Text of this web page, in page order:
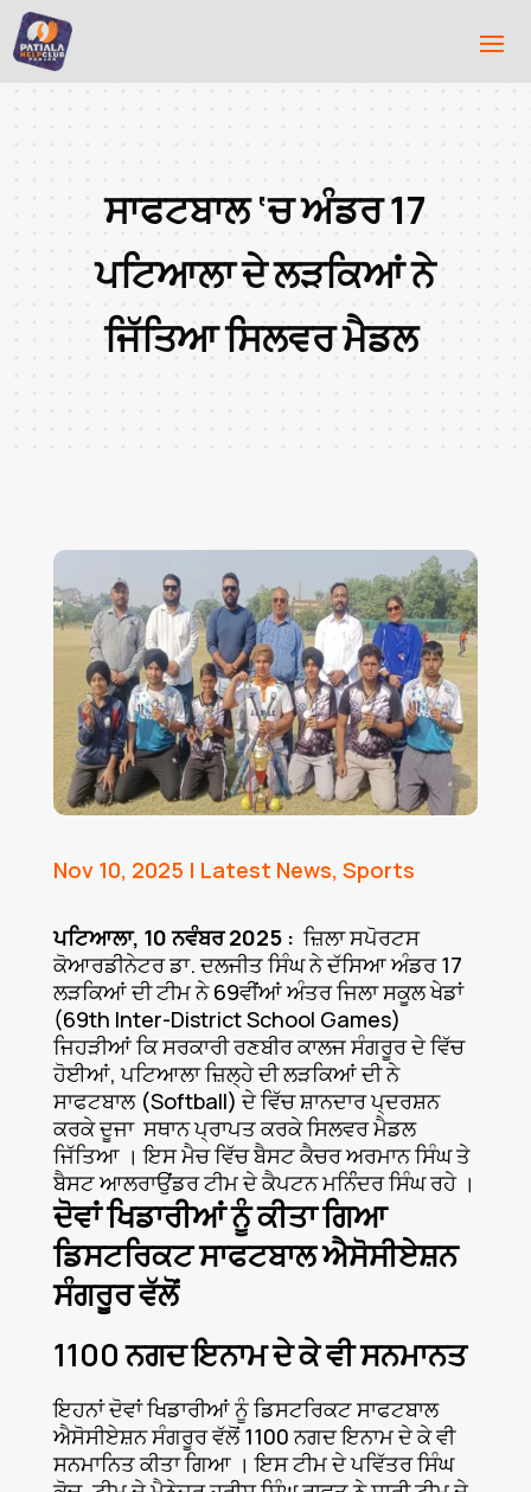
ਸਾਫਟਬਾਲ ‘ਚ ਅੰਡਰ 17
ਪਟਿਆਲਾ ਦੇ ਲੜਕਿਆਂ ਨੇ
ਜਿੱਤਿਆ ਸਿਲਵਰ ਮੈਡਲ
Nov 10, 2025 | Latest News, Sports
ਪਟਿਆਲਾ, 10 ਨਵੰਬਰ 2025 : ਜ਼ਿਲਾ ਸਪੋਰਟਸ
ਕੋਆਰਡੀਨੇਟਰ ਡਾ. ਦਲਜੀਤ ਸਿੰਘ ਨੇ ਦੱਸਿਆ ਅੰਡਰ 17
ਲੜਕਿਆਂ ਦੀ ਟੀਮ ਨੇ 69ਵੀਂਆਂ ਅੰਤਰ ਜਿਲਾ ਸਕੂਲ ਖੇਡਾਂ
(69th Inter-District School Games)
ਜਿਹੜੀਆਂ ਕਿ ਸਰਕਾਰੀ ਰਣਬੀਰ ਕਾਲਜ ਸੰਗਰੂਰ ਦੇ ਵਿੱਚ
ਹੋਈਆਂ, ਪਟਿਆਲਾ ਜ਼ਿਲ੍ਹੇ ਦੀ ਲੜਕਿਆਂ ਦੀ ਨੇ
ਸਾਫਟਬਾਲ (Softball) ਦੇ ਵਿੱਚ ਸ਼ਾਨਦਾਰ ਪ੍ਦਰਸ਼ਨ
ਕਰਕੇ ਦੂਜਾ ਸਥਾਨ ਪ੍ਰਾਪਤ ਕਰਕੇ ਸਿਲਵਰ ਮੈਡਲ
ਜਿੱਤਿਆ । ਇਸ ਮੈਚ ਵਿੱਚ ਬੈਸਟ ਕੈਚਰ ਅਰਮਾਨ ਸਿੰਘ ਤੇ
ਬੈਸਟ ਆਲਰਾਉਂਡਰ ਟੀਮ ਦੇ ਕੈਪਟਨ ਮਨਿੰੰਦਰ ਸਿੰਘ ਰਹੇ ।
ਦੋਵਾਂ ਖਿਡਾਰੀਆਂ ਨੂੰ ਕੀਤਾ ਗਿਆ
ਡਿਸਟਰਿਕਟ ਸਾਫਟਬਾਲ ਐਸੋਸੀਏਸ਼ਨ
ਸੰਗਰੂਰ ਵੱਲੋਂ
1100 ਨਗਦ ਇਨਾਮ ਦੇ ਕੇ ਵੀ ਸਨਮਾਨਤ
ਇਹਨਾਂ ਦੋਵਾਂ ਖਿਡਾਰੀਆਂ ਨੂੰ ਡਿਸਟਰਿਕਟ ਸਾਫਟਬਾਲ
ਐਸੋਸੀਏਸ਼ਨ ਸੰਗਰੂਰ ਵੱਲੋਂ 1100 ਨਗਦ ਇਨਾਮ ਦੇ ਕੇ ਵੀ
ਸਨਮਾਨਿਤ ਕੀਤਾ ਗਿਆ । ਇਸ ਟੀਮ ਦੇ ਪਵਿੱਤਰ ਸਿੰਘ